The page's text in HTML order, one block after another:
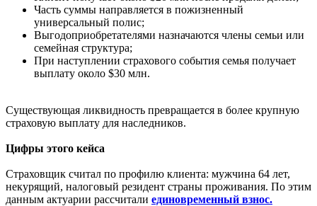
Часть суммы направляется в пожизненный
универсальный полис;
Выгодоприобретателями назначаются члены семьи или
семейная структура;
При наступлении страхового события семья получает
выплату около $30 млн.
Существующая ликвидность превращается в более крупную
страховую выплату для наследников.
Цифры этого кейса
Страховщик считал по профилю клиента: мужчина 64 лет,
некурящий, налоговый резидент страны проживания. По этим
данным актуарии рассчитали единовременный взнос.